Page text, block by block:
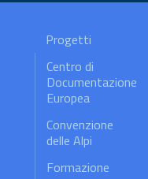
Progetti
Centro di
Documentazione
Europea
Convenzione
delle Alpi
Formazione